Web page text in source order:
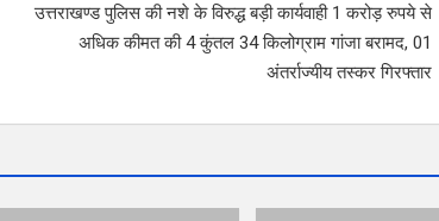
उत्तराखण्ड पुलिस की नशे के विरुद्ध बड़ी कार्यवाही 1 करोड़ रुपये से
अधिक कीमत की 4 कुंतल 34 किलोग्राम गांजा बरामद, 01
अंतर्राज्यीय तस्कर गिरफ्तार